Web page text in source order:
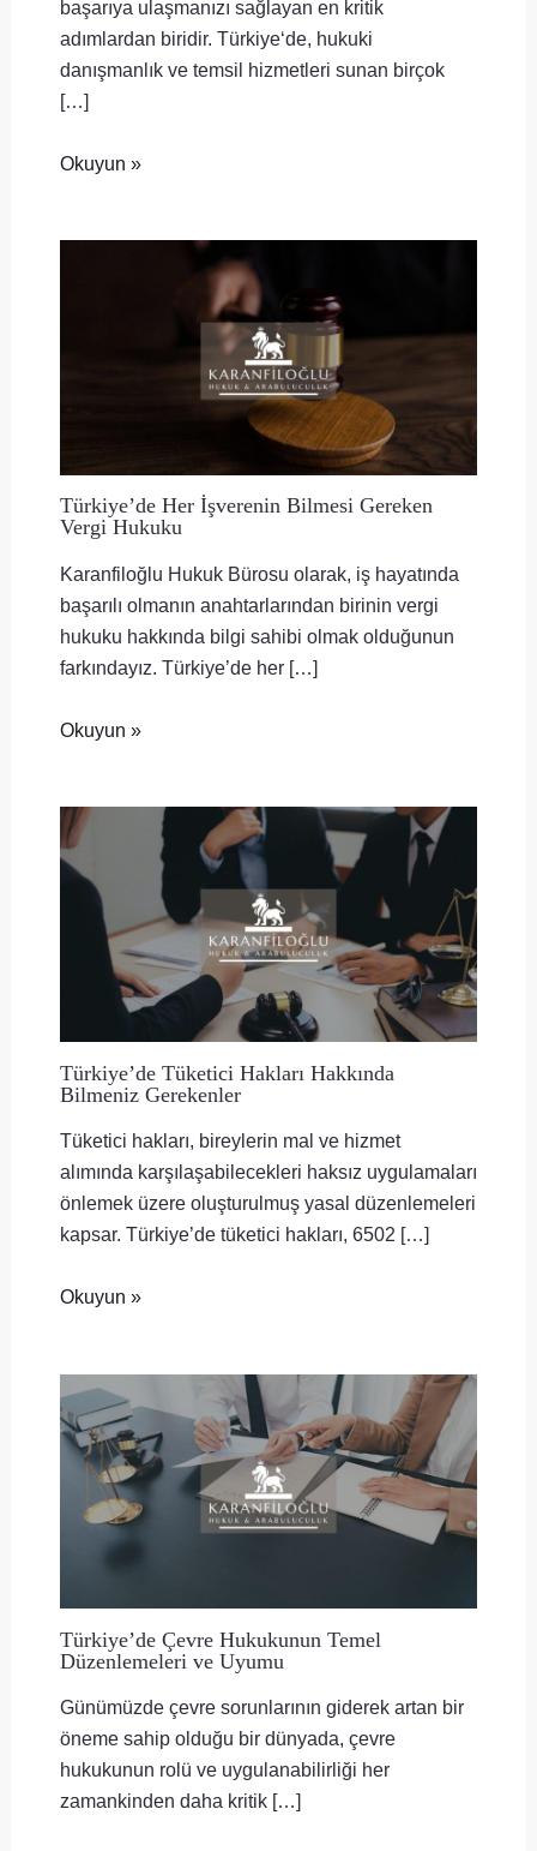
başarıya ulaşmanızı sağlayan en kritik
adımlardan biridir. Türkiye‘de, hukuki
danışmanlık ve temsil hizmetleri sunan birçok
[…]
Okuyun »
Türkiye’de Her İşverenin Bilmesi Gereken
Vergi Hukuku
Karanfiloğlu Hukuk Bürosu olarak, iş hayatında
başarılı olmanın anahtarlarından birinin vergi
hukuku hakkında bilgi sahibi olmak olduğunun
farkındayız. Türkiye’de her […]
Okuyun »
Türkiye’de Tüketici Hakları Hakkında
Bilmeniz Gerekenler
Tüketici hakları, bireylerin mal ve hizmet
alımında karşılaşabilecekleri haksız uygulamaları
önlemek üzere oluşturulmuş yasal düzenlemeleri
kapsar. Türkiye’de tüketici hakları, 6502 […]
Okuyun »
Türkiye’de Çevre Hukukunun Temel
Düzenlemeleri ve Uyumu
Günümüzde çevre sorunlarının giderek artan bir
öneme sahip olduğu bir dünyada, çevre
hukukunun rolü ve uygulanabilirliği her
zamankinden daha kritik […]